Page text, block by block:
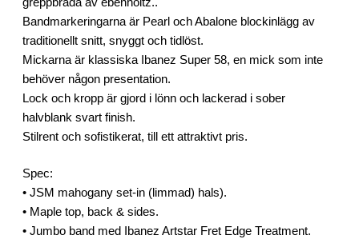
Bandmarkeringarna är Pearl och Abalone blockinlägg av
traditionellt snitt, snyggt och tidlöst.
Mickarna är klassiska Ibanez Super 58, en mick som inte
behöver någon presentation.
Lock och kropp är gjord i lönn och lackerad i sober
halvblank svart finish.
Stilrent och sofistikerat, till ett attraktivt pris.
Spec:
• JSM mahogany set-in (limmad) hals).
• Maple top, back & sides.
• Jumbo band med Ibanez Artstar Fret Edge Treatment.